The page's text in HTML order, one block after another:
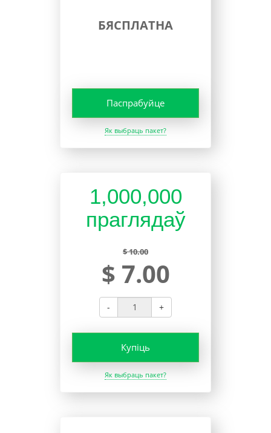
БЯСПЛАТНА
Паспрабуйце
Як выбраць пакет?
1,000,000
праглядаў
$ 10.00
$ 7.00
- +
Купіць
Як выбраць пакет?